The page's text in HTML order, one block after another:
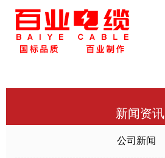
新闻资讯
公司新闻